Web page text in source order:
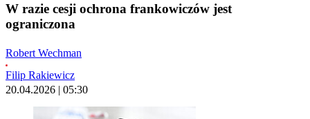
W razie cesji ochrona frankowiczów jest
ograniczona
Robert Wechman
Filip Rakiewicz
20.04.2026 | 05:30